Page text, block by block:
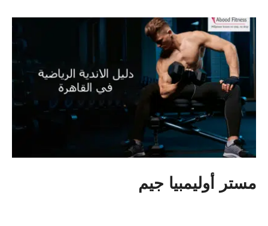
مستر أوليمبيا جيم